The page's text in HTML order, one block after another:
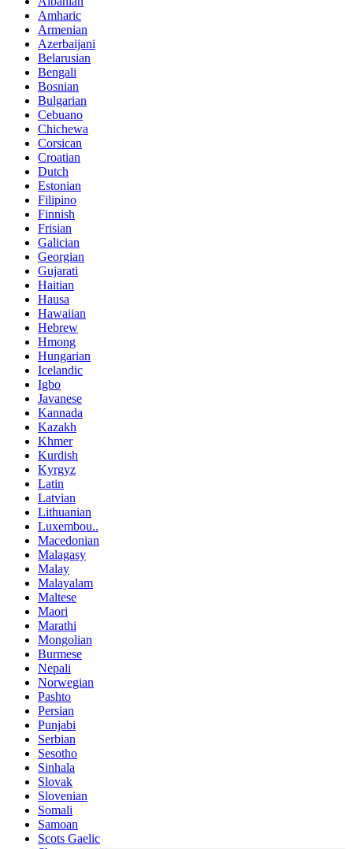
Amharic
Armenian
Azerbaijani
Belarusian
Bengali
Bosnian
Bulgarian
Cebuano
Chichewa
Corsican
Croatian
Dutch
Estonian
Filipino
Finnish
Frisian
Galician
Georgian
Gujarati
Haitian
Hausa
Hawaiian
Hebrew
Hmong
Hungarian
Icelandic
Igbo
Javanese
Kannada
Kazakh
Khmer
Kurdish
Kyrgyz
Latin
Latvian
Lithuanian
Luxembou..
Macedonian
Malagasy
Malay
Malayalam
Maltese
Maori
Marathi
Mongolian
Burmese
Nepali
Norwegian
Pashto
Persian
Punjabi
Serbian
Sesotho
Sinhala
Slovak
Slovenian
Somali
Samoan
Scots Gaelic